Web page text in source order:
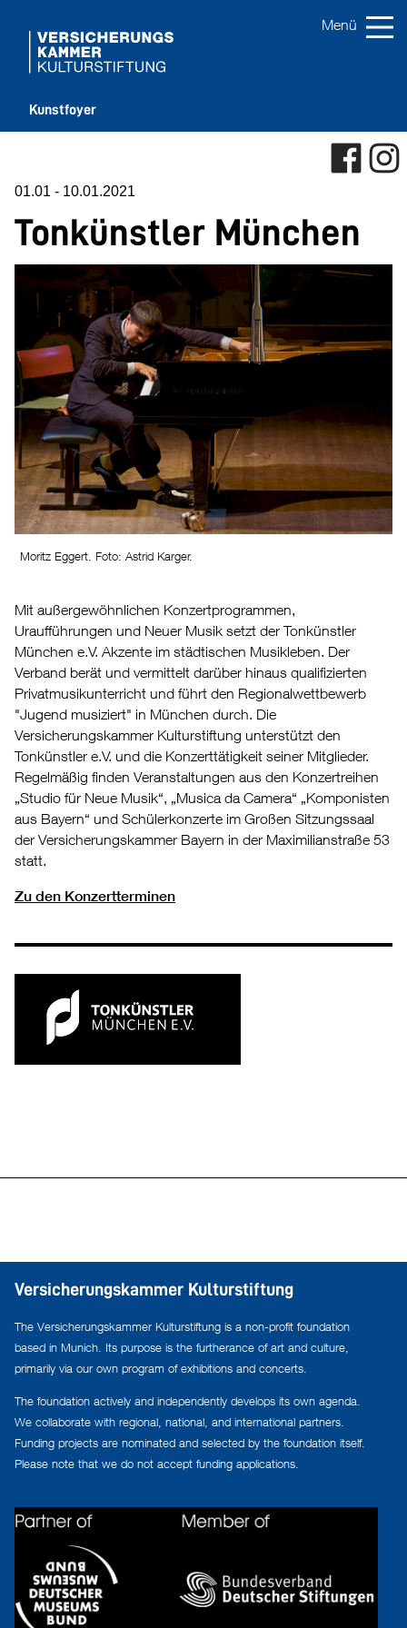
Kunstfoyer
01.01 - 10.01.2021
Tonkünstler München
Moritz Eggert. Foto: Astrid Karger.
Mit außergewöhnlichen Konzertprogrammen,
Uraufführungen und Neuer Musik setzt der Tonkünstler
München e.V. Akzente im städtischen Musikleben. Der
Verband berät und vermittelt darüber hinaus qualifizierten
Privatmusikunterricht und führt den Regionalwettbewerb
"Jugend musiziert" in München durch. Die
Versicherungskammer Kulturstiftung unterstützt den
Tonkünstler e.V. und die Konzerttätigkeit seiner Mitglieder.
Regelmäßig finden Veranstaltungen aus den Konzertreihen
„Studio für Neue Musik“, „Musica da Camera“ „Komponisten
aus Bayern“ und Schülerkonzerte im Großen Sitzungssaal
der Versicherungskammer Bayern in der Maximilianstraße 53
statt.
Zu den Konzertterminen
Versicherungskammer Kulturstiftung
The Versicherungskammer Kulturstiftung is a non-profit foundation
based in Munich. Its purpose is the furtherance of art and culture,
primarily via our own program of exhibitions and concerts.
The foundation actively and independently develops its own agenda.
We collaborate with regional, national, and international partners.
Funding projects are nominated and selected by the foundation itself.
Please note that we do not accept funding applications.